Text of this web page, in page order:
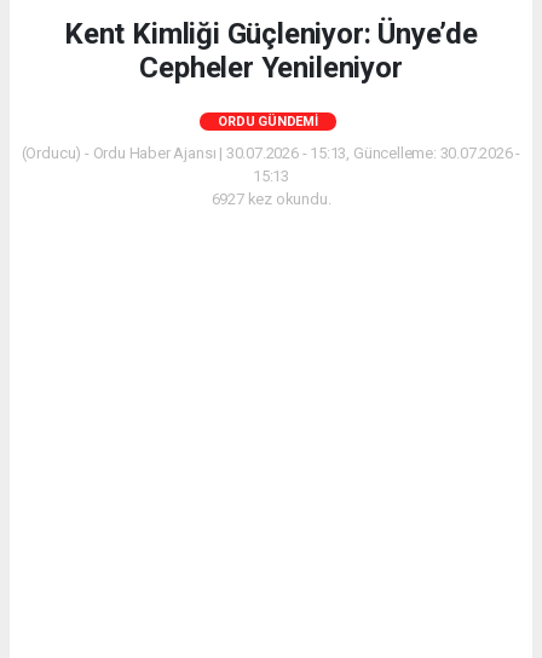
Kent Kimliği Güçleniyor: Ünye’de
Cepheler Yenileniyor
ORDU GÜNDEMI
(Orducu) - Ordu Haber Ajansı | 30.07.2026 - 15:13, Güncelleme: 30.07.2026 -
15:13
6927 kez okundu.